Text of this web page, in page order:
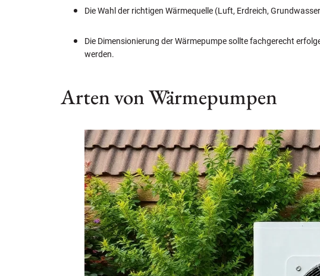
Die Wahl der richtigen Wärmequelle (Luft, Erdreich,
Die Dimensionierung der Wärmepumpe sollte fachgerecht
werden.
Arten von Wärmepumpen